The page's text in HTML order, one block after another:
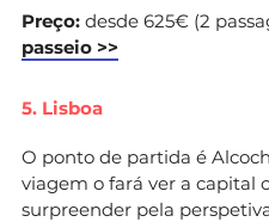
Preço: desde 625€ (2
passeio >>
5. Lisboa
O ponto de partida é
viagem o fará ver a capital
surpreender pela